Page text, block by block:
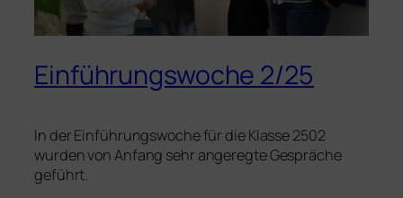
Einführungswoche 2/25
In der Einführungswoche für die Klasse 2502
wurden von Anfang sehr angeregte Gespräche
geführt.